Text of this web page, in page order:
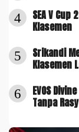
4
SEA V
Klasemen
5
Srikandi
Klasemen
6
EVOS
Tanpa